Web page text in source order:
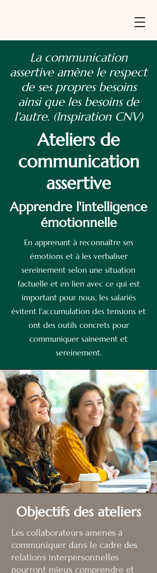
La communication
assertive amène le respect
de ses propres besoins
ainsi que les besoins de
l'autre. (Inspiration CNV)
Ateliers de
communication
assertive
Apprendre l'intelligence
émotionnelle
En apprenant à reconnaître ses
émotions et à les verbaliser
sereinement selon une situation
factuelle et en lien avec ce qui est
important pour nous, les salariés
évitent l'accumulation des tensions et
ont des outils concrets pour
communiquer sainement et
sereinement.
Objectifs des ateliers
​Les collaborateurs amenés à
communiquer dans le cadre des
relations interpersonnelles
pourront mieux comprendre et